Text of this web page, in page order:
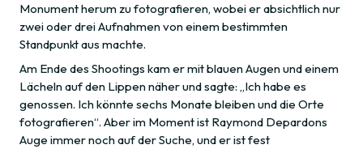
Monument herum zu fotografieren, wobei er absichtlich nur
zwei oder drei Aufnahmen von einem bestimmten
Standpunkt aus machte.
Am Ende des Shootings kam er mit blauen Augen und einem
Lächeln auf den Lippen näher und sagte: „Ich habe es
genossen. Ich könnte sechs Monate bleiben und die Orte
fotografieren“. Aber im Moment ist Raymond Depardons
Auge immer noch auf der Suche, und er ist fest